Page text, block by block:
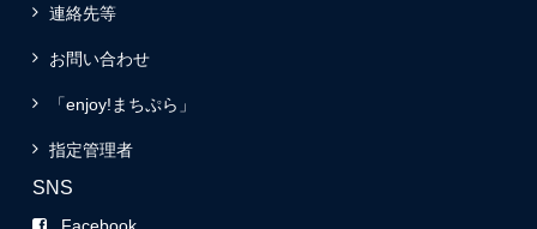
連絡先等
お問い合わせ
「enjoy!まちぷら」
指定管理者
SNS